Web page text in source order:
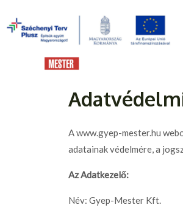
A www.gyep-mester.hu
adatainak védelmére, a
Az Adatkezelő:
Név: Gyep-Mester Kft.